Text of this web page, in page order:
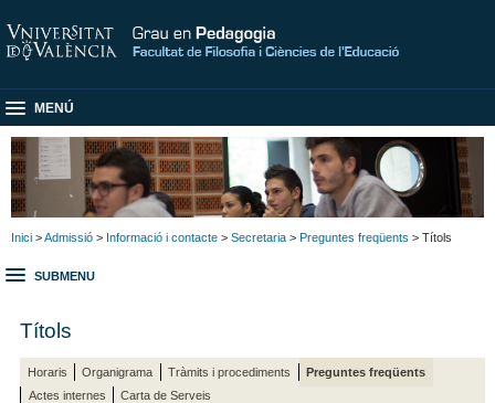
MENÚ
Inici >Admissió > Informació i contacte > Secretaria > Preguntes freqüents > Títols
SUBMENU
Títols
Horaris Organigrama Tràmits i procediments
Preguntes freqüents
Actes internes
Carta de Serveis